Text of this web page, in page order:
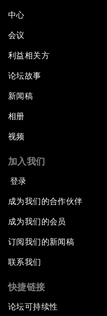
中心
会议
利益相关方
论坛故事
新闻稿
相册
视频
加入我们
登录
成为我们的合作伙伴
成为我们的会员
订阅我们的新闻稿
联系我们
快捷链接
论坛可持续性